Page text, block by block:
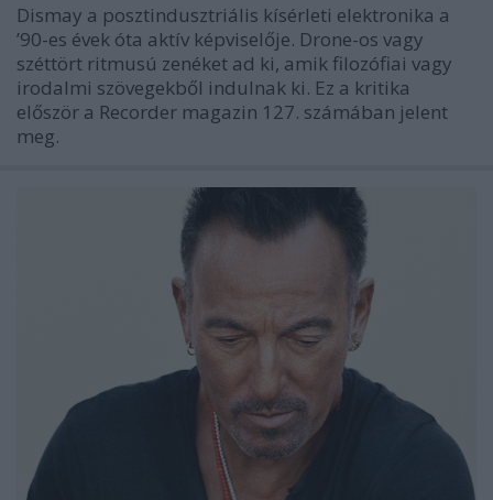
Dismay a posztindusztriális kísérleti elektronika a
’90-es évek óta aktív képviselője. Drone-os vagy
széttört ritmusú zenéket ad ki, amik filozófiai vagy
irodalmi szövegekből indulnak ki. Ez a kritika
először a Recorder magazin 127. számában jelent
meg.